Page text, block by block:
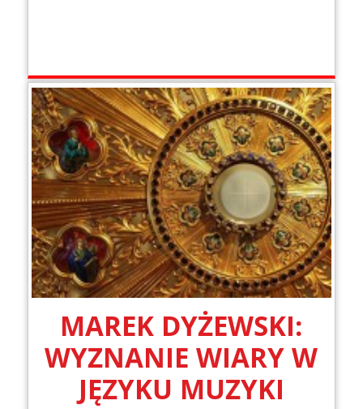
MAREK DYŻEWSKI:
WYZNANIE WIARY W
JĘZYKU MUZYKI